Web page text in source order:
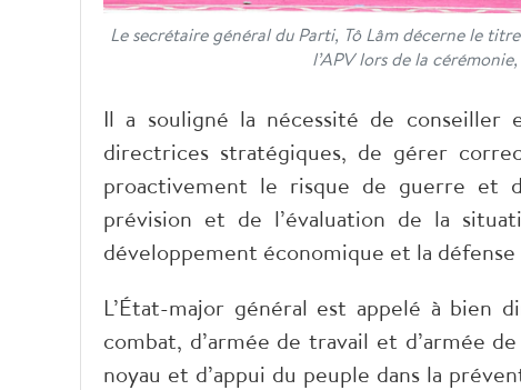
Le secrétaire général du Parti, Tô Lâm décerne le
l’APV lors de la
Il a souligné la nécessité de conseiller
directrices stratégiques, de gérer
proactivement le risque de guerre et
prévision et de l’évaluation de la
développement économique et la défense
L’État-major général est appelé à bien
combat, d’armée de travail et d’armée
noyau et d’appui du peuple dans la